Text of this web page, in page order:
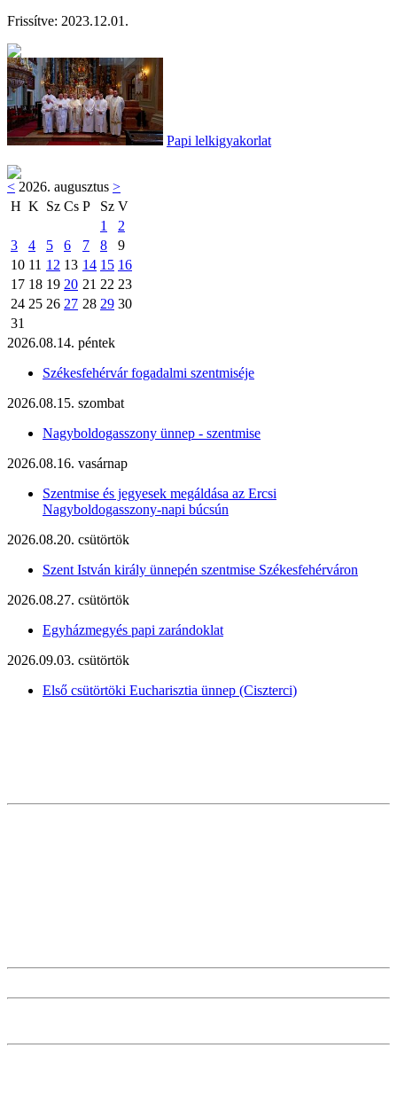
Frissítve: 2023.12.01.
Papi lelkigyakorlat
< 2026. augusztus >
H K Sz Cs P Sz V
1
2
3
4 5 6 7 8
9
10 11 12 13 14 15 16
17 18 19 20 21 22 23
24 25 26 27 28 29 30
31
2026.08.14. péntek
Székesfehérvár fogadalmi szentmiséje
2026.08.15. szombat
Nagyboldogasszony ünnep - szentmise
2026.08.16. vasárnap
Szentmise és jegyesek megáldása az Ercsi
Nagyboldogasszony-napi búcsún
2026.08.20. csütörtök
Szent István király ünnepén szentmise Székesfehérváron
2026.08.27. csütörtök
Egyházmegyés papi zarándoklat
2026.09.03. csütörtök
Első csütörtöki Eucharisztia ünnep (Ciszterci)